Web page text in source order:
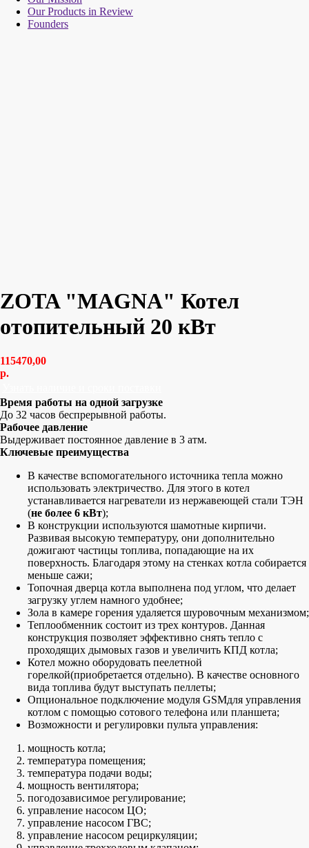
Our Products in Review
Founders
ZOTA "MAGNA" Котел
отопительный 20 кВт
115470,00
р.
Время работы на одной загрузке
До 32 часов беспрерывной работы.
Рабочее давление
Выдерживает постоянное давление в 3 атм.
Ключевые преимущества
В качестве вспомогательного источника тепла можно
использовать электричество. Для этого в котел
устанавливается нагреватели из нержавеющей стали ТЭН
(не более 6 кВт);
В конструкции используются шамотные кирпичи.
Развивая высокую температуру, они дополнительно
дожигают частицы топлива, попадающие на их
поверхность. Благодаря этому на стенках котла собирается
меньше сажи;
Топочная дверца котла выполнена под углом, что делает
загрузку углем намного удобнее;
Зола в камере горения удаляется шуровочным механизмом;
Теплообменник состоит из трех контуров. Данная
конструкция позволяет эффективно снять тепло с
проходящих дымовых газов и увеличить КПД котла;
Котел можно оборудовать пеелетной
горелкой(приобретается отдельно). В качестве основного
вида топлива будут выступать пеллеты;
Опциональное подключение модуля GSMдля управления
котлом с помощью сотового телефона или планшета;
Возможности и регулировки пульта управления:
мощность котла;
температура помещения;
температура подачи воды;
мощность вентилятора;
погодозависимое регулирование;
управление насосом ЦО;
управление насосом ГВС;
управление насосом рециркуляции;